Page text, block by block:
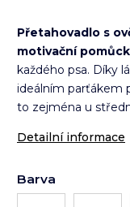
Přetahovadlo s
motivační
každého psa. Díky
ideálním parťákem
to zejména u
Detailní informace
Barva